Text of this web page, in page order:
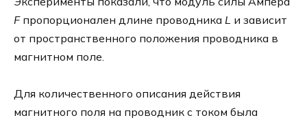
Fпропорционален длине проводника L и зависит
от пространственного положения проводника в
магнитном поле.
Для количественного описания действия
магнитного поля на проводник с током была